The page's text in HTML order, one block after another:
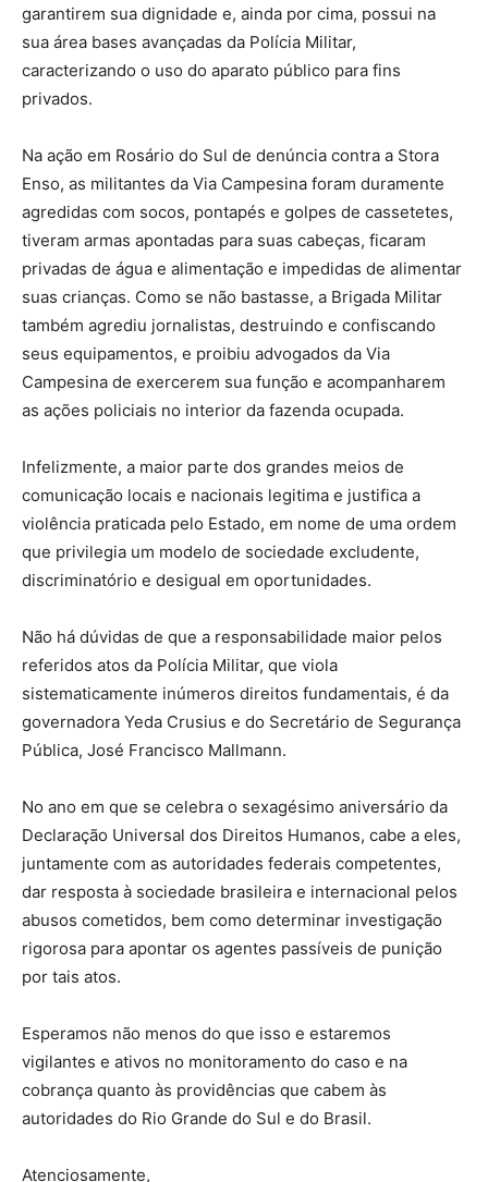
garantirem sua dignidade e, ainda por cima, possui na
sua área bases avançadas da Polícia Militar,
caracterizando o uso do aparato público para fins
privados.
Na ação em Rosário do Sul de denúncia contra a Stora
Enso, as militantes da Via Campesina foram duramente
agredidas com socos, pontapés e golpes de cassetetes,
tiveram armas apontadas para suas cabeças, ficaram
privadas de água e alimentação e impedidas de alimentar
suas crianças. Como se não bastasse, a Brigada Militar
também agrediu jornalistas, destruindo e confiscando
seus equipamentos, e proibiu advogados da Via
Campesina de exercerem sua função e acompanharem
as ações policiais no interior da fazenda ocupada.
Infelizmente, a maior parte dos grandes meios de
comunicação locais e nacionais legitima e justifica a
violência praticada pelo Estado, em nome de uma ordem
que privilegia um modelo de sociedade excludente,
discriminatório e desigual em oportunidades.
Não há dúvidas de que a responsabilidade maior pelos
referidos atos da Polícia Militar, que viola
sistematicamente inúmeros direitos fundamentais, é da
governadora Yeda Crusius e do Secretário de Segurança
Pública, José Francisco Mallmann.
No ano em que se celebra o sexagésimo aniversário da
Declaração Universal dos Direitos Humanos, cabe a eles,
juntamente com as autoridades federais competentes,
dar resposta à sociedade brasileira e internacional pelos
abusos cometidos, bem como determinar investigação
rigorosa para apontar os agentes passíveis de punição
por tais atos.
Esperamos não menos do que isso e estaremos
vigilantes e ativos no monitoramento do caso e na
cobrança quanto às providências que cabem às
autoridades do Rio Grande do Sul e do Brasil.
Atenciosamente,